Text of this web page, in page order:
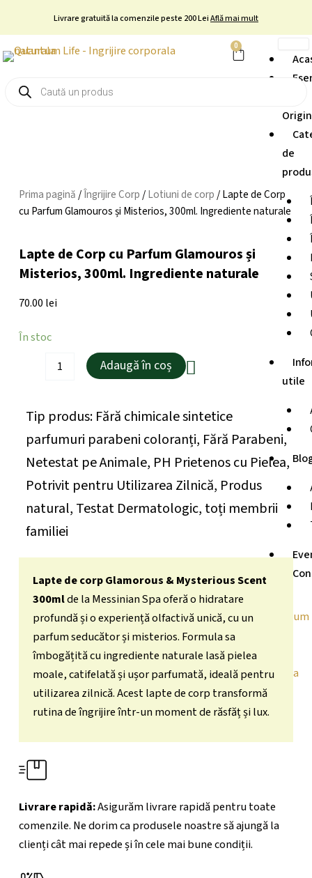
content
Livrare gratuită la comenzile peste 200 LeiAflă mai mult
0 Cart
de
utile
X
search
Prima pagină/Îngrijire Corp/Lotiuni de corp/ Lapte de Corp
cu Parfum Glamouros și Misterios, 300ml. Ingrediente naturale
Lapte de Corp cu Parfum Glamouros și
Misterios, 300ml. Ingrediente naturale
70.00 lei
În stoc
Cantitate
Glamouros
Misterios,
300ml.
naturale
Adaugă în coș
Tip produs: Fără chimicale sintetice
parfumuri parabeni coloranți, Fără Parabeni,
Netestat pe Animale, PH Prietenos cu Pielea,
Potrivit pentru Utilizarea Zilnică, Produs
natural, Testat Dermatologic, toți membrii
familiei
Lapte de corp Glamorous & Mysterious Scent
300mlde la Messinian Spa oferă o hidratare
profundă și o experiență olfactivă unică, cu un
parfum seducător și misterios. Formula sa
îmbogățită cu ingrediente naturale lasă pielea
moale, catifelată și ușor parfumată, ideală pentru
utilizarea zilnică. Acest lapte de corp transformă
rutina de îngrijire într-un moment de răsfăț și lux.
Livrare rapidă:Asigurăm livrare rapidă pentru toate
comenzile. Ne dorim ca produsele noastre să ajungă la
clienți cât mai repede și în cele mai bune condiții.